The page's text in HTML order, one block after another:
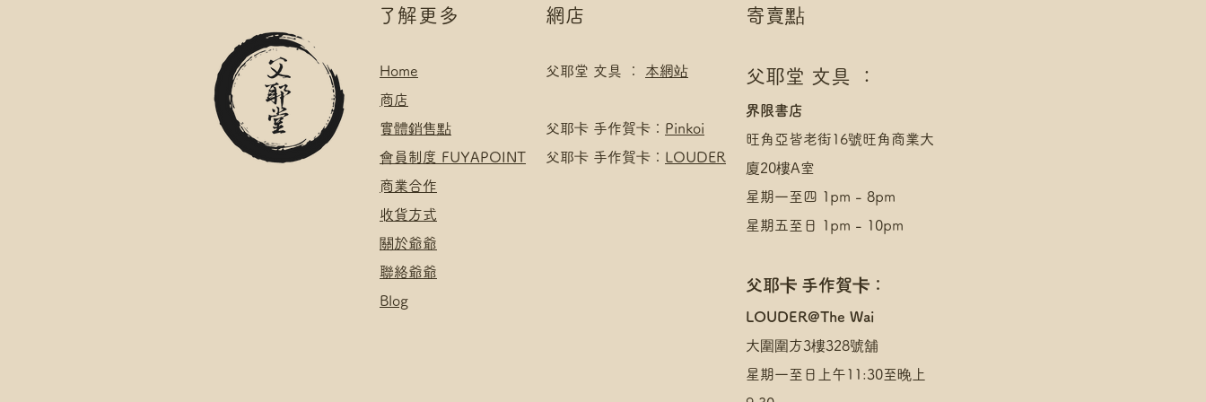
​了解更多 網店 寄賣點
Home
​商店
​實體銷售點
​會員制度 FUYAPOINT
​商業合作
​收貨方式
關於爺爺
聯絡爺爺
Blog
父耶堂 文具 ： 本網站
​父耶卡 手作賀卡： Pinkoi
父耶卡 手作賀卡： LOUDER
父耶堂 文具 ：
界限書店
旺角亞皆老街16號旺角商業大
廈20樓A室
星期一至四 1pm - 8pm
星期五至日 1pm - 10pm
父耶卡 手作賀卡：
​LOUDER@The Wai
大圍圍方3樓328號舖
星期一至日上午11:30至晚上